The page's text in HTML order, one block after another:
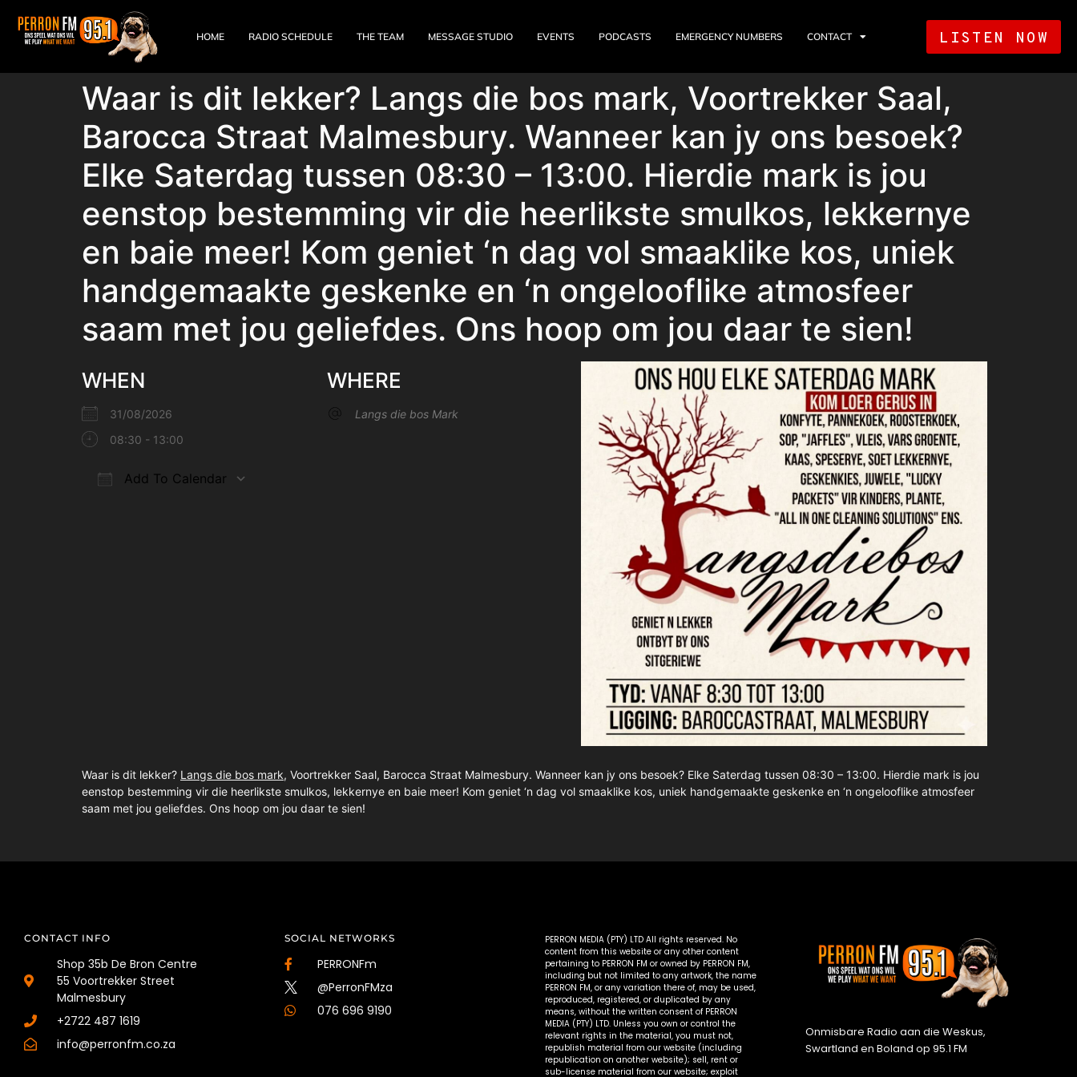
HOME RADIO SCHEDULE THE TEAM MESSAGE STUDIO EVENTS PODCASTS EMERGENCY NUMBERS CONTACT LISTEN NOW
Waar is dit lekker? Langs die bos mark, Voortrekker Saal,
Barocca Straat Malmesbury. Wanneer kan jy ons besoek?
Elke Saterdag tussen 08:30 – 13:00. Hierdie mark is jou
eenstop bestemming vir die heerlikste smulkos, lekkernye
en baie meer! Kom geniet ‘n dag vol smaaklike kos, uniek
handgemaakte geskenke en ‘n ongelooflike atmosfeer
saam met jou geliefdes. Ons hoop om jou daar te sien!
WHEN
31/08/2026
08:30 - 13:00
Add To Calendar
Office 365 Outlook Live
WHERE
Langs die bos Mark
Waar is dit lekker? Langs die bos mark, Voortrekker Saal, Barocca Straat Malmesbury. Wanneer kan jy ons besoek? Elke Saterdag tussen 08:30 – 13:00. Hierdie mark is jou
eenstop bestemming vir die heerlikste smulkos, lekkernye en baie meer! Kom geniet ‘n dag vol smaaklike kos, uniek handgemaakte geskenke en ‘n ongelooflike atmosfeer
saam met jou geliefdes. Ons hoop om jou daar te sien!
CONTACT INFO
Shop 35b De Bron Centre
55 Voortrekker Street
Malmesbury
+2722 487 1619
info@perronfm.co.za
SOCIAL NETWORKS
PERRONFm
@PerronFMza
076 696 9190
PERRON MEDIA (PTY) LTD All rights reserved. No
content from this website or any other content
pertaining to PERRON FM or owned by PERRON FM,
including but not limited to any artwork, the name
PERRON FM, or any variation there of, may be used,
reproduced, registered, or duplicated by any
means, without the written consent of PERRON
MEDIA (PTY) LTD. Unless you own or control the
relevant rights in the material, you must not,
republish material from our website (including
republication on another website); sell, rent or
sub-license material from our website; exploit
Onmisbare Radio aan die Weskus,
Swartland en Boland op 95.1 FM